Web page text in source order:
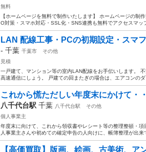
無料
【ホームページを無料で制作いたします】 ホームページの制
O対策・スマホ対応・SSL化・SNS連携も無料でアクセスマッ
LAN 配線工事・PCの初期設定・スマ
- 千葉 千葉市
その他
見積
一戸建て、マンション等の室内LAN配線をお手伝いします。
高速通信にしょう。 戸建ての回またぎの場合は、エアコンの
これから慌ただしい年度末にかけて・
八千代台駅 千葉 八千代台駅
その他
個人事業主
年度末に向けて、これから領収書やレシート等の整理整頓・
人事業主さんや初めての確定申告の人向けに、帳簿整理が出
【高価買取】版画、絵画、古美術、ア